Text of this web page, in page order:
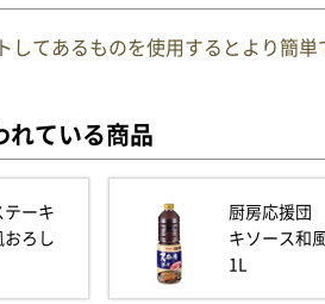
してあるものを使用するとより簡単
れている商品
テーキ
ろし
厨房応援団
キソース和
1L